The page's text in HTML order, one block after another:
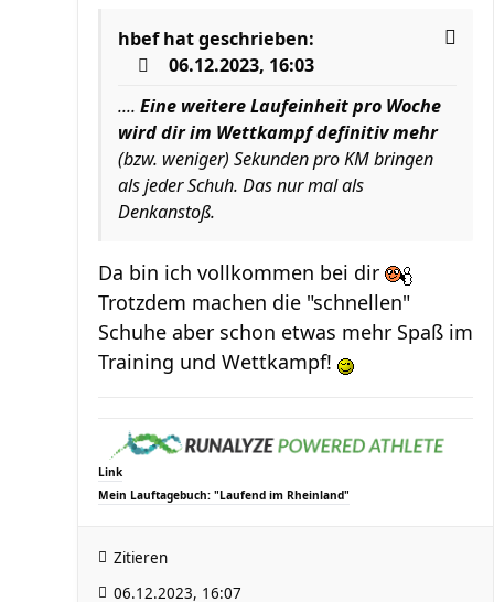
hbefhat geschrieben:
06.12.2023, 16:03
.... Eine weitere Laufeinheit pro Woche
wird dir im Wettkampf definitiv mehr
(bzw. weniger) Sekunden pro KM bringen
als jeder Schuh. Das nur mal als
Denkanstoß.
Da bin ich vollkommen bei dir
Trotzdem machen die "schnellen"
Schuhe aber schon etwas mehr Spaß im
Training und Wettkampf!
Link
Mein Lauftagebuch: "Laufend im Rheinland"
Zitieren
06.12.2023, 16:07